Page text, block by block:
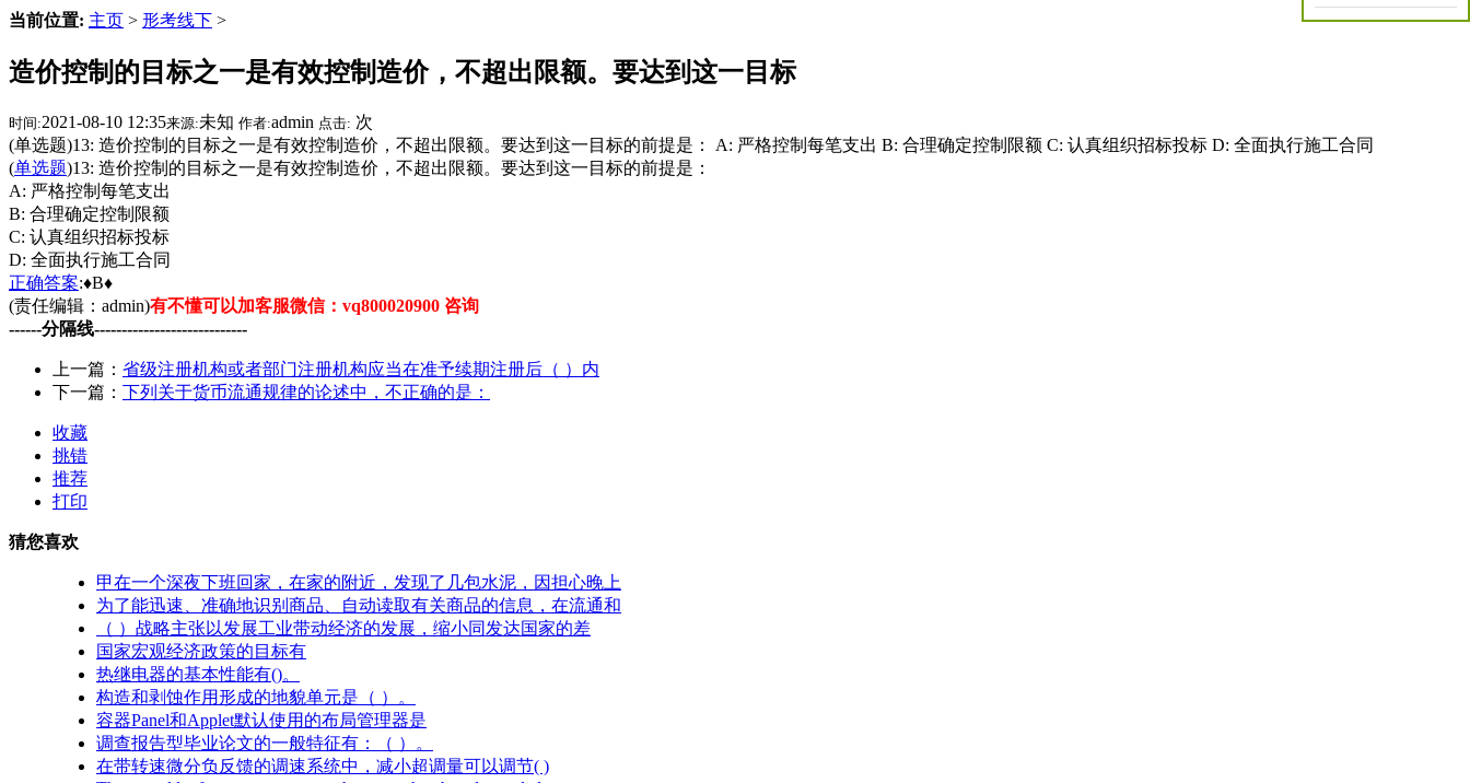
当前位置: 主页 > 形考线下 >
造价控制的目标之一是有效控制造价，不超出限额。要达到这一目标
时间:2021-08-10 12:35来源:未知 作者:admin 点击: 次
(单选题)13: 造价控制的目标之一是有效控制造价，不超出限额。要达到这一目标的前提是： A: 严格控制每笔支出 B: 合理确定控制限额 C: 认真组织招标投标 D: 全面执行施工合同
(单选题)13: 造价控制的目标之一是有效控制造价，不超出限额。要达到这一目标的前提是：
A: 严格控制每笔支出
B: 合理确定控制限额
C: 认真组织招标投标
D: 全面执行施工合同
正确答案:♦B♦
(责任编辑：admin)有不懂可以加客服微信：vq800020900 咨询
------分隔线----------------------------
上一篇： 省级注册机构或者部门注册机构应当在准予续期注册后（ ）内
下一篇： 下列关于货币流通规律的论述中，不正确的是：
收藏
挑错
推荐
打印
猜您喜欢
甲在一个深夜下班回家，在家的附近，发现了几包水泥，因担心晚上
为了能迅速、准确地识别商品、自动读取有关商品的信息，在流通和
（ ）战略主张以发展工业带动经济的发展，缩小同发达国家的差
国家宏观经济政策的目标有
热继电器的基本性能有()。
构造和剥蚀作用形成的地貌单元是（ ）。
容器Panel和Applet默认使用的布局管理器是
调查报告型毕业论文的一般特征有：（ ）。
在带转速微分负反馈的调速系统中，减小超调量可以调节( )